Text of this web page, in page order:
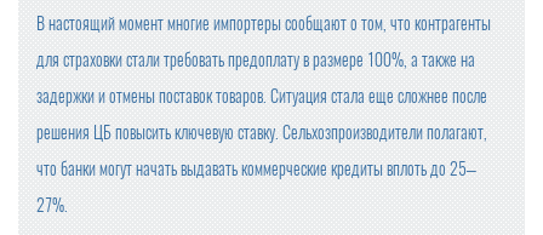
В настоящий момент многие импортеры сообщают о том, что контрагенты
для страховки стали требовать предоплату в размере 100%, а также на
задержки и отмены поставок товаров. Ситуация стала еще сложнее после
решения ЦБ повысить ключевую ставку. Сельхозпроизводители полагают,
что банки могут начать выдавать коммерческие кредиты вплоть до 25–
27%.